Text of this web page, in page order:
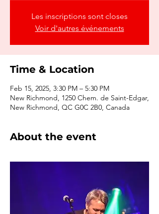
Les inscriptions sont closes
Voir d'autres événements
Time & Location
Feb 15, 2025, 3:30 PM – 5:30 PM
New Richmond, 1250 Chem. de Saint-Edgar,
New Richmond, QC G0C 2B0, Canada
About the event